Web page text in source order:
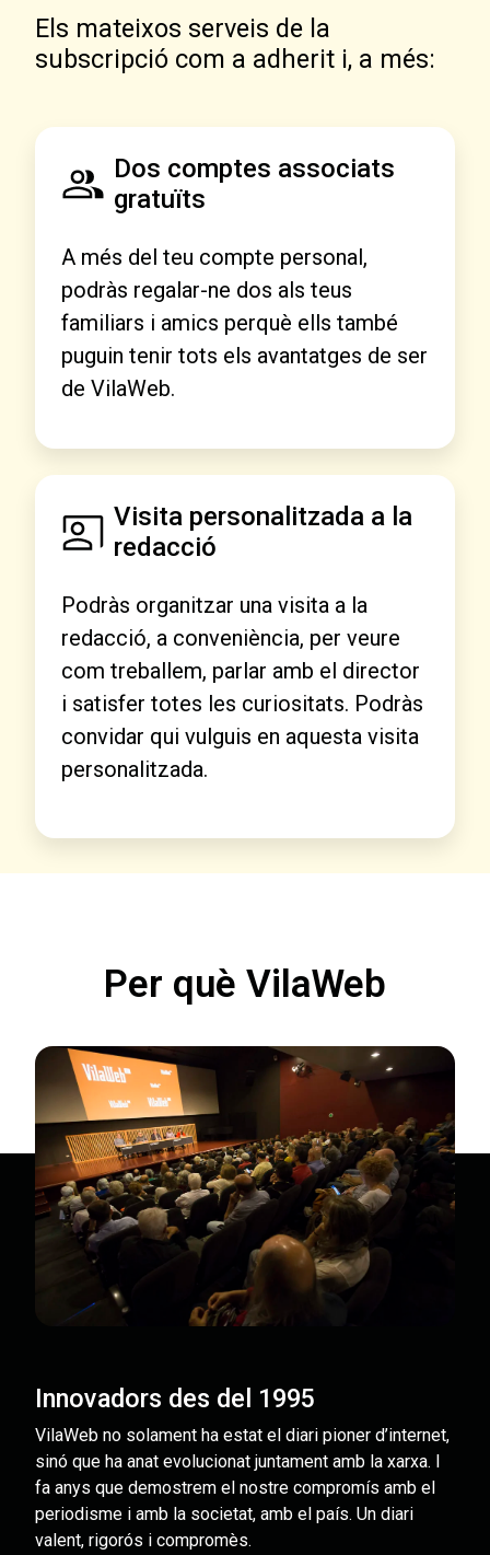
Els mateixos serveis de la
subscripció com a adherit i, a més:
Dos comptes associats
gratuïts
A més del teu compte personal,
podràs regalar-ne dos als teus
familiars i amics perquè ells també
puguin tenir tots els avantatges de ser
de VilaWeb.
Visita personalitzada a la
redacció
Podràs organitzar una visita a la
redacció, a conveniència, per veure
com treballem, parlar amb el director
i satisfer totes les curiositats. Podràs
convidar qui vulguis en aquesta visita
personalitzada.
Per què VilaWeb
Innovadors des del 1995
VilaWeb no solament ha estat el diari pioner d’internet,
sinó que ha anat evolucionat juntament amb la xarxa. I
fa anys que demostrem el nostre compromís amb el
periodisme i amb la societat, amb el país. Un diari
valent, rigorós i compromès.